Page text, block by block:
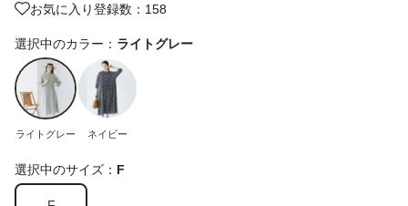
お気に入り登録数：158
選択中のカラー： ライトグレー
ライトグレー ネイビー
選択中のサイズ： F